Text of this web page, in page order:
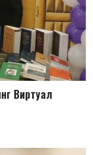
Виртуал